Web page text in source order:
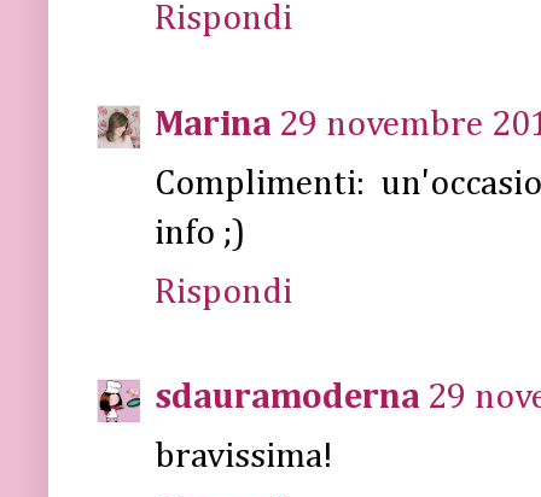
Rispondi
Marina 29 novembre
Complimenti:
info ;)
Rispondi
sdauramoderna 29
bravissima!